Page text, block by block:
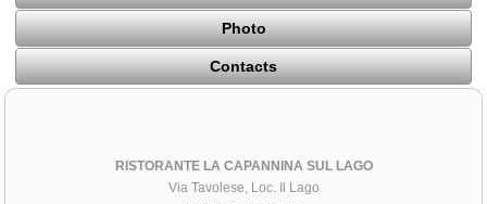
Photo
Contacts
RISTORANTE LA CAPANNINA SUL LAGO
Via Tavolese, Loc. Il Lago